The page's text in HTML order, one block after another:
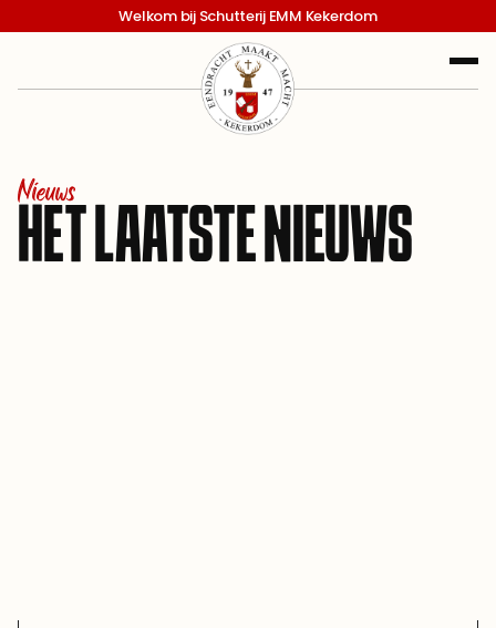
Nieuws
HET LAATSTE NIEUWS
Welkom bij Schutterij EMM Kekerdom